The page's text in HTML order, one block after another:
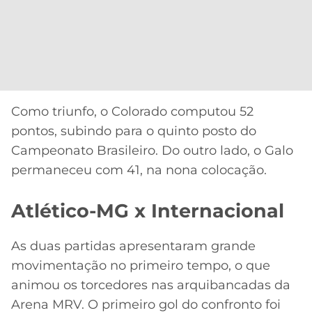
Como triunfo, o Colorado computou 52
pontos, subindo para o quinto posto do
Campeonato Brasileiro. Do outro lado, o Galo
permaneceu com 41, na nona colocação.
Atlético-MG x Internacional
As duas partidas apresentaram grande
movimentação no primeiro tempo, o que
animou os torcedores nas arquibancadas da
Arena MRV. O primeiro gol do confronto foi